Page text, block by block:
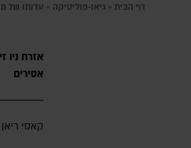
דף הבית » גיאו-פוליטיקה » עדותו של
אזרח ניו
אסירים
קאסי ריאן